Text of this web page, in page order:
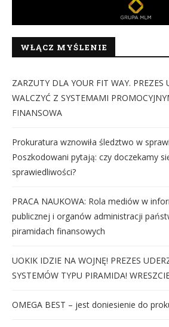
WŁĄCZ MYŚLENIE
ZARZUTY DLA YOUR FIT WAY. PREZES
WALCZYĆ Z SYSTEMAMI
FINANSOWA
Prokuratura wznowiła śledztwo w
Poszkodowani pytają: czy doczekamy
sprawiedliwości?
PRACA NAUKOWA: Rola mediów w
publicznej i organów administracji
piramidach finansowych
UOKIK IDZIE NA WOJNĘ! PREZES
SYSTEMÓW TYPU PIRAMIDA!
OMEGA BEST – jest doniesienie do